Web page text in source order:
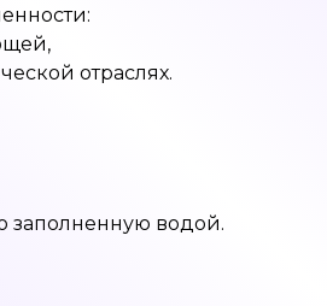
отраслях.
заполненную водой.